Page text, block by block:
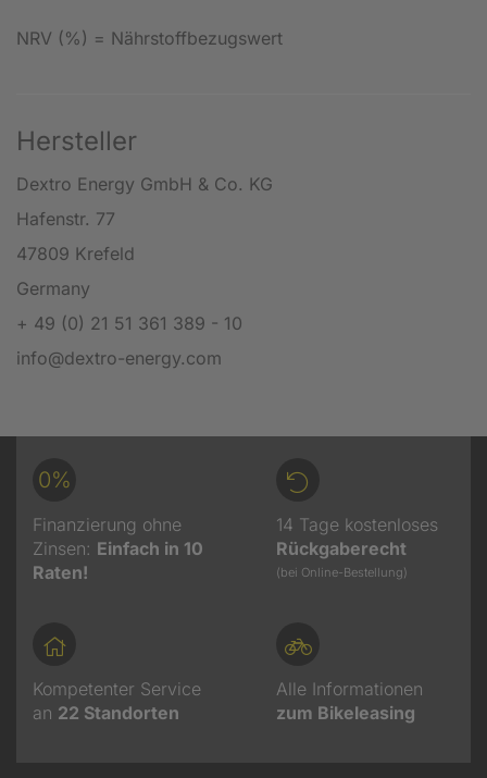
NRV (%) = Nährstoffbezugswert
Hersteller
Dextro Energy GmbH & Co. KG
Hafenstr. 77
47809 Krefeld
Germany
+ 49 (0) 21 51 361 389 - 10
info@dextro-energy.com
0%
Finanzierung ohne
Zinsen: Einfach in 10
Raten!
14 Tage kostenloses
Rückgaberecht
(bei Online-Bestellung)
Kompetenter Service
an 22 Standorten
Alle Informationen
zum Bikeleasing